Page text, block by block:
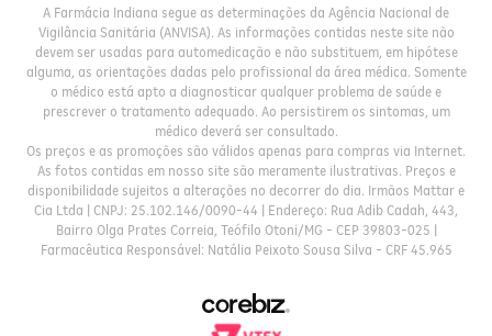
A Farmácia Indiana segue as determinações da Agência Nacional de
Vigilância Sanitária (ANVISA). As informações contidas neste site não
devem ser usadas para automedicação e não substituem, em hipótese
alguma, as orientações dadas pelo profissional da área médica. Somente
o médico está apto a diagnosticar qualquer problema de saúde e
prescrever o tratamento adequado. Ao persistirem os sintomas, um
médico deverá ser consultado.
Os preços e as promoções são válidos apenas para compras via Internet.
As fotos contidas em nosso site são meramente ilustrativas. Preços e
disponibilidade sujeitos a alterações no decorrer do dia. Irmãos Mattar e
Cia Ltda | CNPJ: 25.102.146/0090-44 | Endereço: Rua Adib Cadah, 443,
Bairro Olga Prates Correia, Teófilo Otoni/MG - CEP 39803-025 |
Farmacêutica Responsável: Natália Peixoto Sousa Silva - CRF 45.965